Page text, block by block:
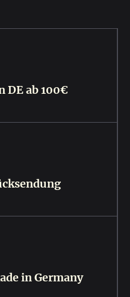
DE ab 100€
in Germany